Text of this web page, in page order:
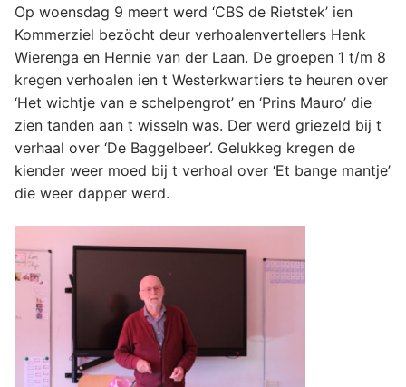
Op woensdag 9 meert werd ‘CBS de Rietstek’ ien
Kommerziel bezöcht deur verhoalenvertellers Henk
Wierenga en Hennie van der Laan. De groepen 1 t/m 8
kregen verhoalen ien t Westerkwartiers te heuren over
‘Het wichtje van e schelpengrot’ en ‘Prins Mauro’ die
zien tanden aan t wisseln was. Der werd griezeld bij t
verhaal over ‘De Baggelbeer’. Gelukkeg kregen de
kiender weer moed bij t verhoal over ‘Et bange mantje’
die weer dapper werd.